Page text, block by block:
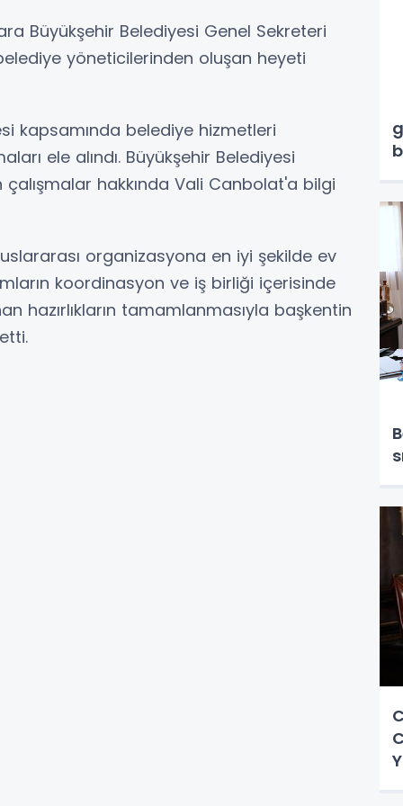
Büyükşehir Belediyesi Genel Sekreteri
yöneticilerinden oluşan heyeti
kapsamında belediye hizmetleri
ele alındı. Büyükşehir Belediyesi
hakkında Vali Canbolat'a bilgi
organizasyona en iyi şekilde ev
koordinasyon ve iş birliği içerisinde
hazırlıkların tamamlanmasıyla başkentin